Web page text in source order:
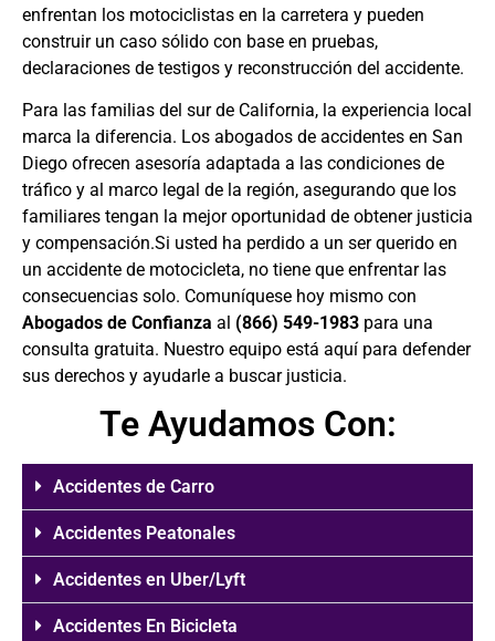
enfrentan los motociclistas en la carretera y pueden
construir un caso sólido con base en pruebas,
declaraciones de testigos y reconstrucción del accidente.
Para las familias del sur de California, la experiencia local
marca la diferencia. Los abogados de accidentes en San
Diego ofrecen asesoría adaptada a las condiciones de
tráfico y al marco legal de la región, asegurando que los
familiares tengan la mejor oportunidad de obtener justicia
y compensación.Si usted ha perdido a un ser querido en
un accidente de motocicleta, no tiene que enfrentar las
consecuencias solo. Comuníquese hoy mismo con
Abogados de Confianza al (866) 549-1983 para una
consulta gratuita. Nuestro equipo está aquí para defender
sus derechos y ayudarle a buscar justicia.
Te Ayudamos Con:
Accidentes de Carro
Accidentes Peatonales
Accidentes en Uber/Lyft
Accidentes En Bicicleta